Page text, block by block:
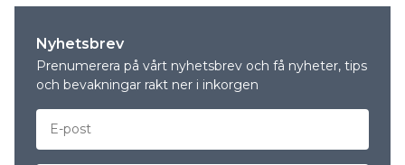
Nyhetsbrev
Prenumerera på vårt nyhetsbrev och få nyheter, tips
och bevakningar rakt ner i inkorgen